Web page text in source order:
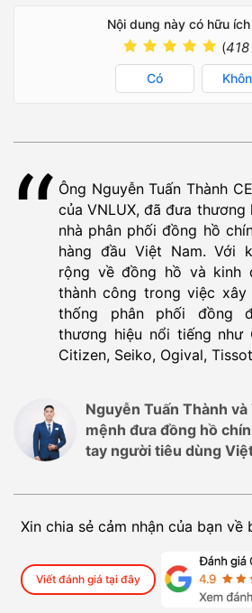
Nội dung này có hữu
(418
Có
Ông Nguyễn Tuấn Thành
của VNLUX, đã đưa thương
nhà phân phối đồng hồ
hàng đầu Việt Nam. Với
rộng về đồng hồ và kinh
thành công trong việc
thống phân phối đồng
thương hiệu nổi tiếng như
Citizen, Seiko, Ogival,
Nguyễn Tuấn Thành
mệnh đưa đồng hồ
tay người tiêu dùng
Xin chia sẻ cảm nhận của bạn về
Viết đánh giá tại đây